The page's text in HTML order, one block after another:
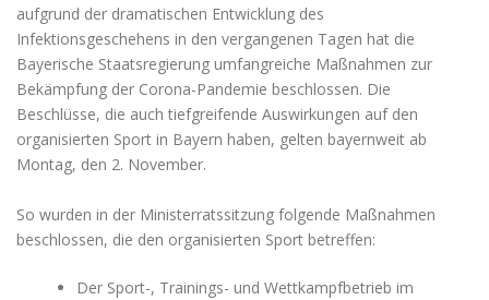
aufgrund der dramatischen Entwicklung des
Infektionsgeschehens in den vergangenen Tagen hat die
Bayerische Staatsregierung umfangreiche Maßnahmen zur
Bekämpfung der Corona-Pandemie beschlossen. Die
Beschlüsse, die auch tiefgreifende Auswirkungen auf den
organisierten Sport in Bayern haben, gelten bayernweit ab
Montag, den 2. November.
So wurden in der Ministerratssitzung folgende Maßnahmen
beschlossen, die den organisierten Sport betreffen:
Der Sport-, Trainings- und Wettkampfbetrieb im